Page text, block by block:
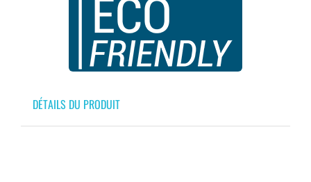
DÉTAILS DU PRODUIT